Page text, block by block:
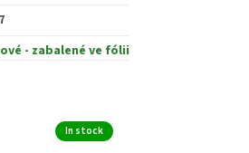
- zabalené ve fólii
In stock